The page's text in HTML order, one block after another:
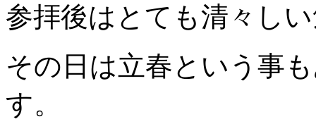
参拝後はとても清々し
その日は立春という事
す。